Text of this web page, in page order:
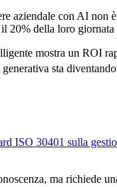
aziendale con AI
20% della loro
mostra un ROI
sta
ISO 30401 sulla
ma richiede